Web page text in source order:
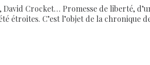
David Crocket… Promesse de liberté,
étroites. C’est l’objet de la chronique